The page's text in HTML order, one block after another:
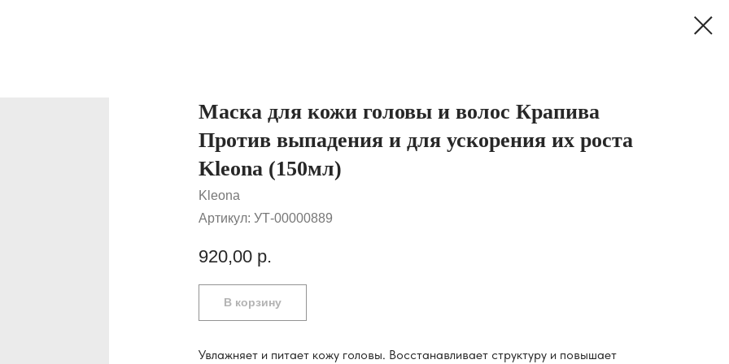
Маска для кожи головы и волос Крапива
Против выпадения и для ускорения их роста
Kleona (150мл)
Kleona
Артикул: УТ-00000889
920,00 р.
В корзину
Увлажняет и питает кожу головы. Восстанавливает структуру и повышает